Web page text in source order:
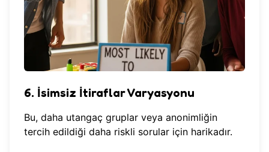
6. İsimsiz İtiraflar Varyasyonu
Bu, daha utangaç gruplar veya anonimliğin
tercih edildiği daha riskli sorular için harikadır.